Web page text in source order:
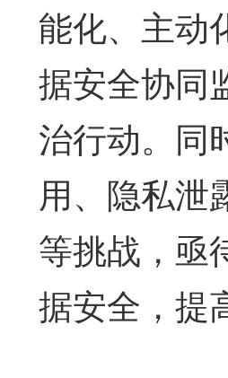
能化、主动
据安全协同
治行动。同
用、隐私泄
等挑战，亟
据安全，提